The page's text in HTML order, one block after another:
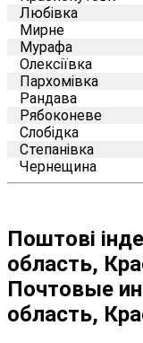
Любівка
Мирне
Мурафа
Олексіївка
Пархомівка
Рандава
Рябоконеве
Слобідка
Степанівка
Чернещина
Поштові
область,
Почтовые
область,